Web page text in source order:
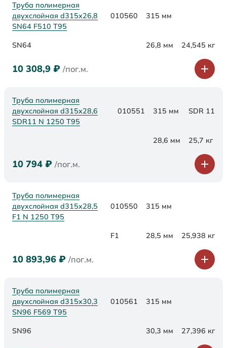
Труба полимерная
двухслойная d315х26,8
SN64 F510 Т95
010560 315 мм
SN64 26,8 мм 24,545 кг
10 308,9 ₽ /пог.м.
Труба полимерная
двухслойная d315x28,6
SDR11 N 1250 Т95
010551 315 мм SDR 11
28,6 мм 25,7 кг
10 794 ₽ /пог.м.
Труба полимерная
двухслойная d315x28,5
F1 N 1250 Т95
010550 315 мм
F1 28,5 мм 25,938 кг
10 893,96 ₽ /пог.м.
Труба полимерная
двухслойная d315х30,3
SN96 F569 Т95
010561 315 мм
SN96 30,3 мм 27,396 кг